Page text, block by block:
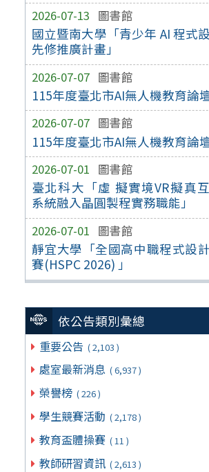
2026-07-13 圖書館
國立暨南大學「青少年 AI 程式
先修推廣計畫」
2026-07-07 圖書館
115年度臺北市AI無人機教育論
2026-07-07 圖書館
115年度臺北市AI無人機教育論
2026-07-01 圖書館
臺北科大「虛 擬實境VR擬真
系統融入晶圓製程實務職能」
2026-07-01 圖書館
靜宜大學「全國高中職程式設
賽(HSPC 2026) 」
依公告類別彙總
重要公告 ( 2,103 )
處室最新消息 ( 6,937 )
榮譽榜 ( 226 )
學生競賽活動 ( 2,178 )
教育盃體操賽 ( 11 )
教師研習資訊 ( 2,613 )